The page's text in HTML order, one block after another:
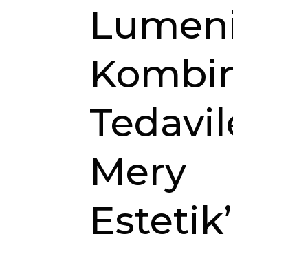
Lumenis
Kombine
Tedavileri
Mery
Estetik’te